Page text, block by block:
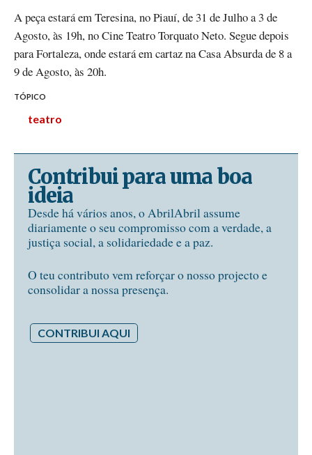
A peça estará em Teresina, no Piauí, de 31 de Julho a 3 de
Agosto, às 19h, no Cine Teatro Torquato Neto. Segue depois
para Fortaleza, onde estará em cartaz na Casa Absurda de 8 a
9 de Agosto, às 20h.
TÓPICO
teatro
Contribui para uma boa
ideia
Desde há vários anos, o AbrilAbril assume
diariamente o seu compromisso com a verdade, a
justiça social, a solidariedade e a paz.
O teu contributo vem reforçar o nosso projecto e
consolidar a nossa presença.
CONTRIBUI AQUI